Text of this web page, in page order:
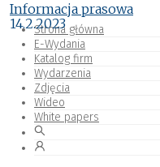
Strona główna
E-Wydania
Katalog firm
Wydarzenia
Zdjęcia
Wideo
White papers
Informacja prasowa
14.2.2023